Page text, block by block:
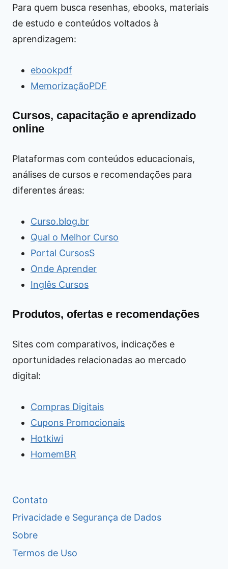
Para quem busca resenhas, ebooks, materiais
de estudo e conteúdos voltados à
aprendizagem:
ebookpdf
MemorizaçãoPDF
Cursos, capacitação e aprendizado
online
Plataformas com conteúdos educacionais,
análises de cursos e recomendações para
diferentes áreas:
Curso.blog.br
Qual o Melhor Curso
Portal CursosS
Onde Aprender
Inglês Cursos
Produtos, ofertas e recomendações
Sites com comparativos, indicações e
oportunidades relacionadas ao mercado
digital:
Compras Digitais
Cupons Promocionais
Hotkiwi
HomemBR
Contato
Privacidade e Segurança de Dados
Sobre
Termos de Uso